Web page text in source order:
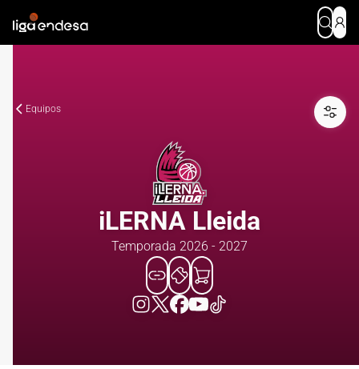
Equipos
iLERNA Lleida
Temporada 2026 - 2027